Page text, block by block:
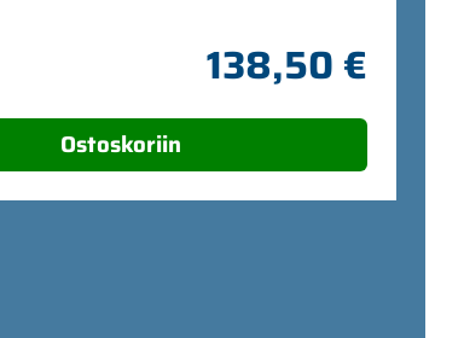
138,50 €
Ostoskoriin